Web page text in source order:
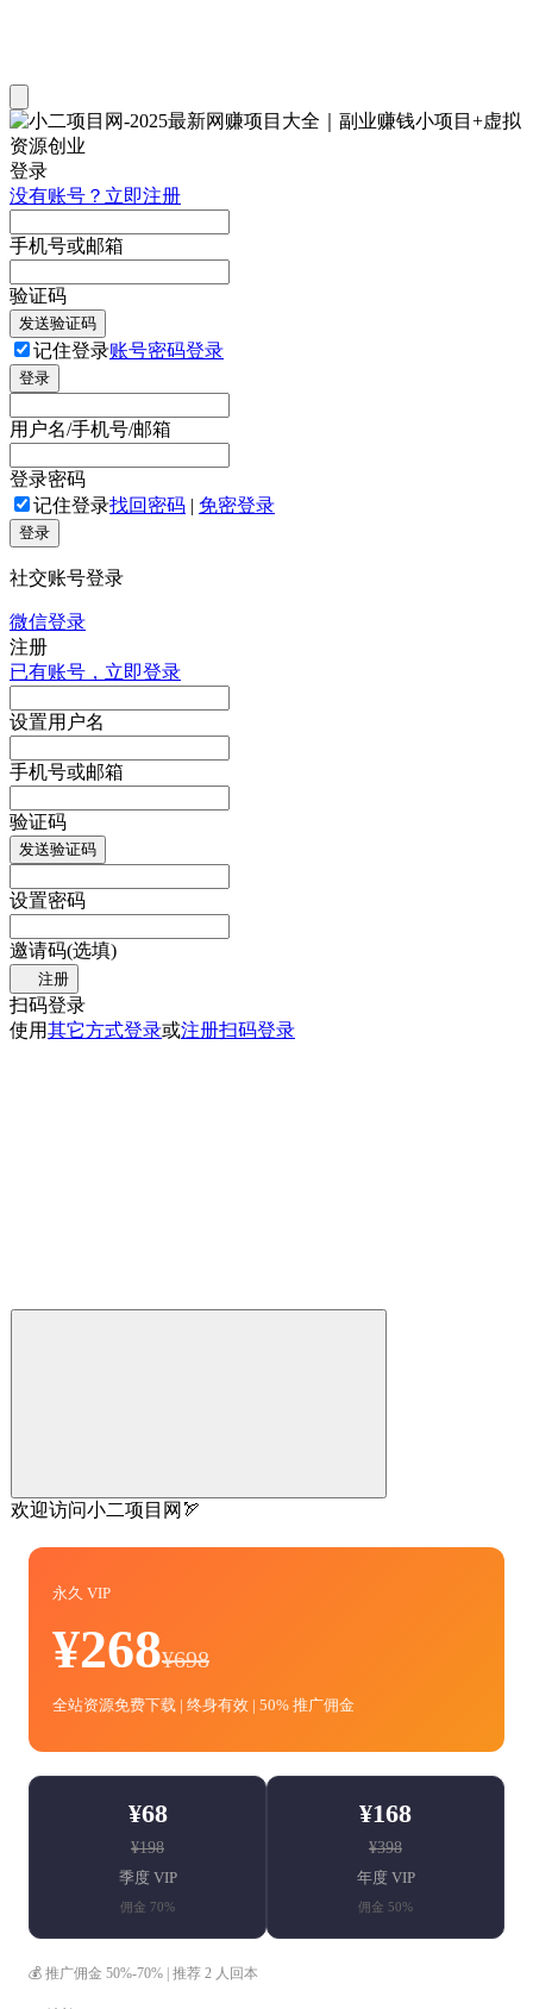
登录
没有账号？立即注册
手机号或邮箱
验证码
发送验证码
记住登录账号密码登录
登录
用户名/手机号/邮箱
登录密码
记住登录找回密码 | 免密登录
登录
社交账号登录
微信登录
注册
已有账号，立即登录
设置用户名
手机号或邮箱
验证码
发送验证码
设置密码
邀请码(选填)
注册
扫码登录
使用其它方式登录或注册扫码登录
欢迎访问小二项目网🏹
永久 VIP
¥268¥698
全站资源免费下载 | 终身有效 | 50% 推广佣金
¥68
¥198
季度 VIP
佣金 70%
¥168
¥398
年度 VIP
佣金 50%
💰 推广佣金 50%-70% | 推荐 2 人回本